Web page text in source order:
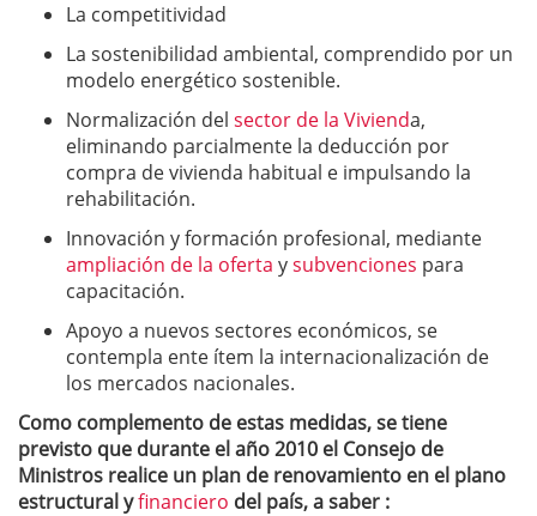
La competitividad
La sostenibilidad ambiental, comprendido por un
modelo energético sostenible.
Normalización del sector de la Vivienda,
eliminando parcialmente la deducción por
compra de vivienda habitual e impulsando la
rehabilitación.
Innovación y formación profesional, mediante
ampliación de la oferta ysubvenciones para
capacitación.
Apoyo a nuevos sectores económicos, se
contempla ente ítem la internacionalización de
los mercados nacionales.
Como complemento de estas medidas, se tiene
previsto que durante el año 2010 el Consejo de
Ministros realice un plan de renovamiento en el plano
estructural yfinanciero del país, a saber :